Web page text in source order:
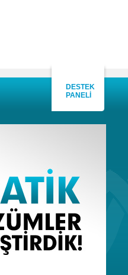
DESTEK
PANELİ